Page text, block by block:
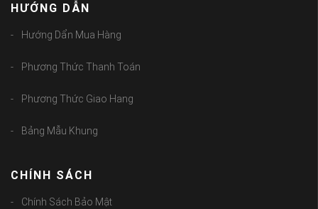
HƯỚNG DẪN
Hướng Dẩn Mua Hàng
Phương Thức Thanh Toán
Phương Thức Giao Hang
Bảng Mẫu Khung
CHÍNH SÁCH
Chính Sách Bảo Mật